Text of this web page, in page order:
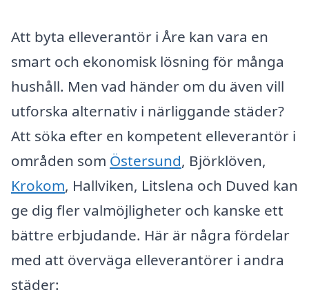
Att byta elleverantör i Åre kan vara en
smart och ekonomisk lösning för många
hushåll. Men vad händer om du även vill
utforska alternativ i närliggande städer?
Att söka efter en kompetent elleverantör i
områden som Östersund, Björklöven,
Krokom, Hallviken, Litslena och Duved kan
ge dig fler valmöjligheter och kanske ett
bättre erbjudande. Här är några fördelar
med att överväga elleverantörer i andra
städer: